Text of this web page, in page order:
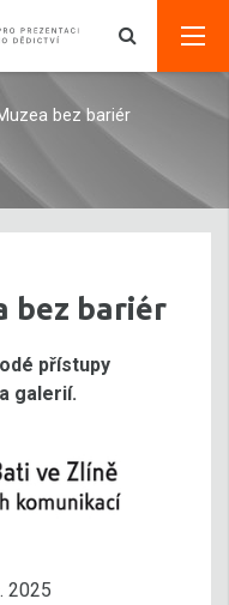
bez bariér
bez bariér
přístupy
galerií.
2025